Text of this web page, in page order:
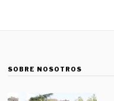
SOBRE NOSOTROS